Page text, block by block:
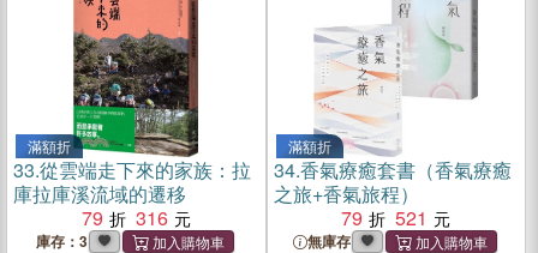
滿額折
33.從雲端走下來的家族：拉
庫拉庫溪流域的遷移
79
316
庫存：3
滿額折
34.香氣療癒套書（香氣療癒
之旅+香氣旅程）
79
521
無庫存